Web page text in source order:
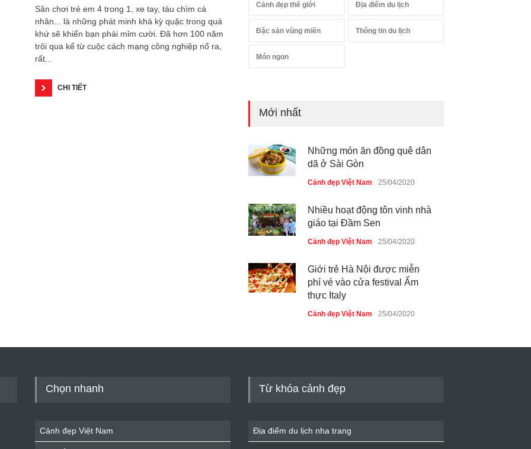
Sân chơi trẻ em 4 trong 1, xe tay, tàu chìm cá
nhân... là những phát minh khá kỳ quặc trong quá
khứ sẽ khiến bạn phải mỉm cười. Đã hơn 100 năm
trôi qua kể từ cuộc cách mạng công nghiệp nổ ra,
rất...
CHI TIẾT
Cảnh đẹp thế giới Địa điểm du lịch
Đặc sản vùng miền Thông tin du lịch
Món ngon
Mới nhất
Những món ăn đồng quê dân
dã ở Sài Gòn
Cảnh đẹp Việt Nam 25/04/2020
Nhiều hoạt động tôn vinh nhà
giáo tại Đầm Sen
Cảnh đẹp Việt Nam 25/04/2020
Giới trẻ Hà Nội được miễn
phí vé vào cửa festival Ẩm
thực Italy
Cảnh đẹp Việt Nam 25/04/2020
Cảnh đẹp Việt Nam
Chọn nhanh
Cảnh đẹp Việt Nam
Từ khóa cảnh đẹp
Địa điểm du lịch nha trang